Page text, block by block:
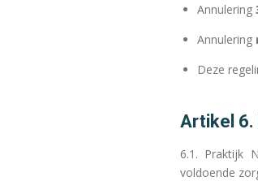
Annulering
Annulering
Deze
Artikel 6.
6.1. Praktijk
voldoende